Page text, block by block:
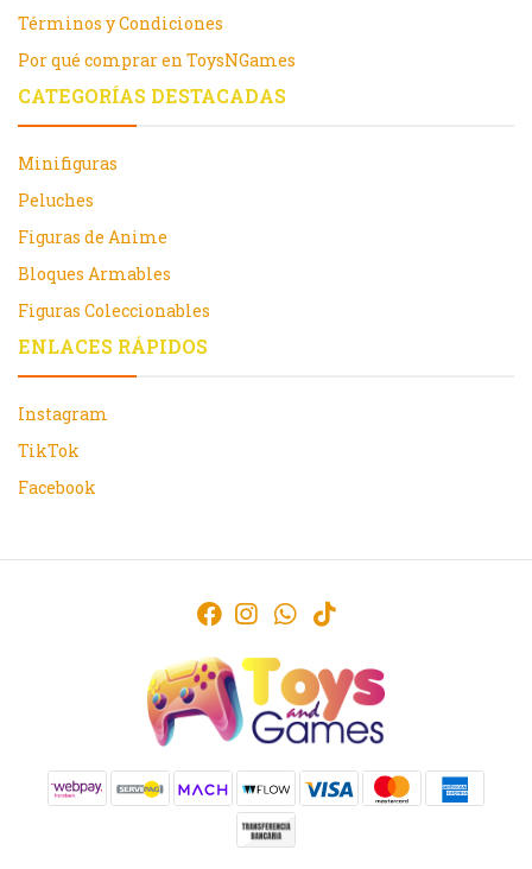
Términos y Condiciones
Por qué comprar en ToysNGames
CATEGORÍAS DESTACADAS
Minifiguras
Peluches
Figuras de Anime
Bloques Armables
Figuras Coleccionables
ENLACES RÁPIDOS
Instagram
TikTok
Facebook